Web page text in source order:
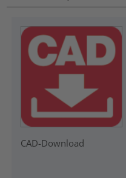
CAD-Download